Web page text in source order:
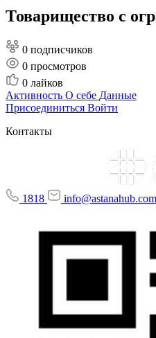
Товарищество с
0 подписчиков
0 просмотров
0 лайков
Активность О себе Данные
Присоединиться Войти
Контакты
1818 info@astanahub.com